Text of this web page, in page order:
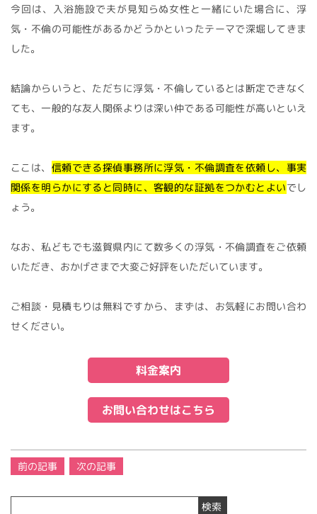
今回は、入浴施設で夫が見知らぬ女性と一緒にいた場合に、浮
気・不倫の可能性があるかどうかといったテーマで深堀してきま
した。
結論からいうと、ただちに浮気・不倫しているとは断定できなく
ても、一般的な友人関係よりは深い仲である可能性が高いといえ
ます。
ここは、 信頼できる探偵事務所に浮気・不倫調査を依頼し、事実
関係を明らかにすると同時に、客観的な証拠をつかむとよいでし
ょう。
なお、私どもでも滋賀県内にて数多くの浮気・不倫調査をご依頼
いただき、おかげさまで大変ご好評をいただいています。
ご相談・見積もりは無料ですから、まずは、お気軽にお問い合わ
せください。
料金案内
お問い合わせはこちら
投
稿
ナ
前の記事 次の記事
検索